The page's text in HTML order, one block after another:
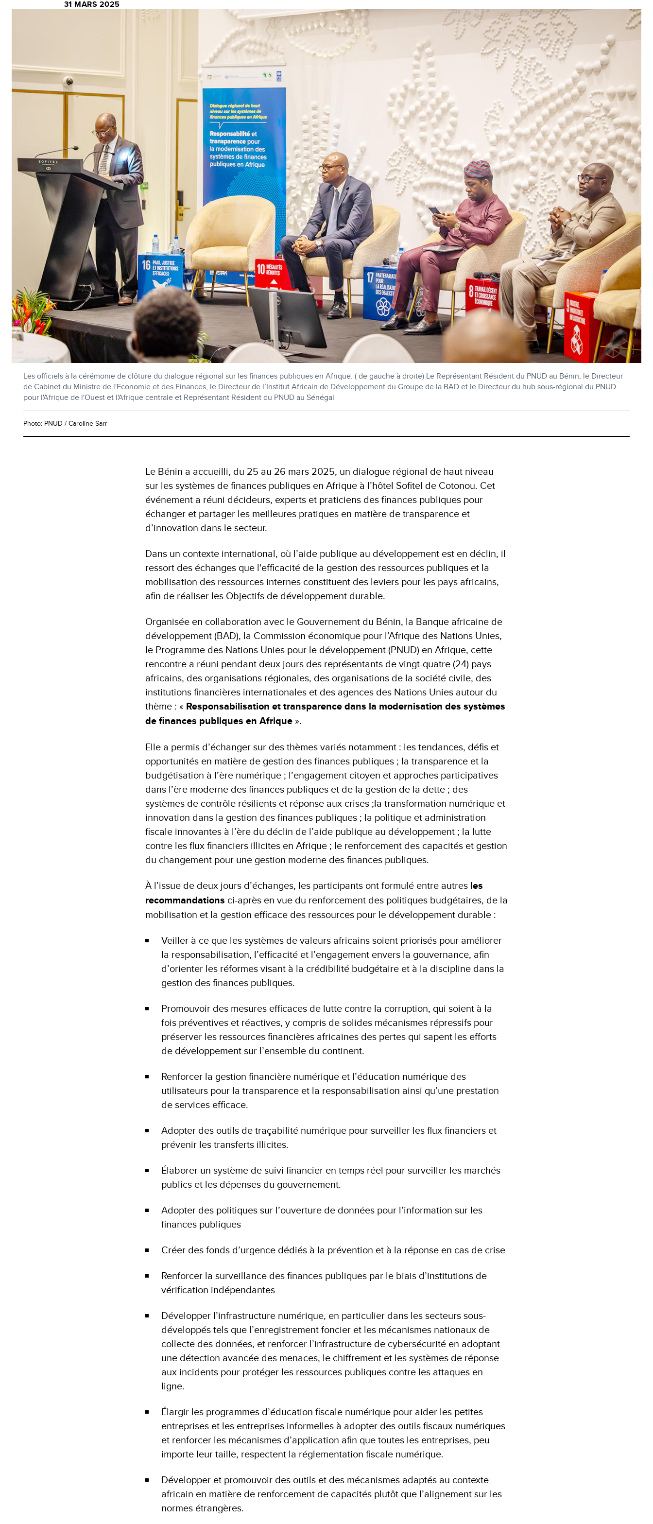
31 MARS 2025
Les officiels à la cérémonie de clôture du dialogue régional sur les finances publiques en Afrique: ( de gauche à droite) Le Représentant Résident du PNUD au Bénin, le Directeur
de Cabinet du Ministre de l'Economie et des Finances, le Directeur de l’Institut Africain de Développement du Groupe de la BAD et le Directeur du hub sous-régional du PNUD
pour l'Afrique de l'Ouest et l'Afrique centrale et Représentant Résident du PNUD au Sénégal
Photo: PNUD / Caroline Sarr
Le Bénin a accueilli, du 25 au 26 mars 2025, un dialogue régional de haut niveau
sur les systèmes de finances publiques en Afrique à l’hôtel Sofitel de Cotonou. Cet
événement a réuni décideurs, experts et praticiens des finances publiques pour
échanger et partager les meilleures pratiques en matière de transparence et
d’innovation dans le secteur.
Dans un contexte international, où l’aide publique au développement est en déclin, il
ressort des échanges que l'efficacité de la gestion des ressources publiques et la
mobilisation des ressources internes constituent des leviers pour les pays africains,
afin de réaliser les Objectifs de développement durable.
Organisée en collaboration avec le Gouvernement du Bénin, la Banque africaine de
développement (BAD), la Commission économique pour l’Afrique des Nations Unies,
le Programme des Nations Unies pour le développement (PNUD) en Afrique, cette
rencontre a réuni pendant deux jours des représentants de vingt-quatre (24) pays
africains, des organisations régionales, des organisations de la société civile, des
institutions financières internationales et des agences des Nations Unies autour du
thème : « Responsabilisation et transparence dans la modernisation des systèmes
de finances publiques en Afrique ».
Elle a permis d’échanger sur des thèmes variés notamment : les tendances, défis et
opportunités en matière de gestion des finances publiques ; la transparence et la
budgétisation à l’ère numérique ; l’engagement citoyen et approches participatives
dans l’ère moderne des finances publiques et de la gestion de la dette ; des
systèmes de contrôle résilients et réponse aux crises ;la transformation numérique et
innovation dans la gestion des finances publiques ; la politique et administration
fiscale innovantes à l’ère du déclin de l’aide publique au développement ; la lutte
contre les flux financiers illicites en Afrique ; le renforcement des capacités et gestion
du changement pour une gestion moderne des finances publiques.
À l’issue de deux jours d’échanges, les participants ont formulé entre autres les
recommandations ci-après en vue du renforcement des politiques budgétaires, de la
mobilisation et la gestion efficace des ressources pour le développement durable :
Veiller à ce que les systèmes de valeurs africains soient priorisés pour améliorer
la responsabilisation, l’efficacité et l’engagement envers la gouvernance, afin
d’orienter les réformes visant à la crédibilité budgétaire et à la discipline dans la
gestion des finances publiques.
Promouvoir des mesures efficaces de lutte contre la corruption, qui soient à la
fois préventives et réactives, y compris de solides mécanismes répressifs pour
préserver les ressources financières africaines des pertes qui sapent les efforts
de développement sur l’ensemble du continent.
Renforcer la gestion financière numérique et l’éducation numérique des
utilisateurs pour la transparence et la responsabilisation ainsi qu’une prestation
de services efficace.
Adopter des outils de traçabilité numérique pour surveiller les flux financiers et
prévenir les transferts illicites.
Élaborer un système de suivi financier en temps réel pour surveiller les marchés
publics et les dépenses du gouvernement.
Adopter des politiques sur l’ouverture de données pour l’information sur les
finances publiques
Créer des fonds d’urgence dédiés à la prévention et à la réponse en cas de crise
Renforcer la surveillance des finances publiques par le biais d’institutions de
vérification indépendantes
Développer l’infrastructure numérique, en particulier dans les secteurs sous-
développés tels que l’enregistrement foncier et les mécanismes nationaux de
collecte des données, et renforcer l’infrastructure de cybersécurité en adoptant
une détection avancée des menaces, le chiffrement et les systèmes de réponse
aux incidents pour protéger les ressources publiques contre les attaques en
ligne.
Élargir les programmes d’éducation fiscale numérique pour aider les petites
entreprises et les entreprises informelles à adopter des outils fiscaux numériques
et renforcer les mécanismes d’application afin que toutes les entreprises, peu
importe leur taille, respectent la réglementation fiscale numérique.
Développer et promouvoir des outils et des mécanismes adaptés au contexte
africain en matière de renforcement de capacités plutôt que l’alignement sur les
normes étrangères.